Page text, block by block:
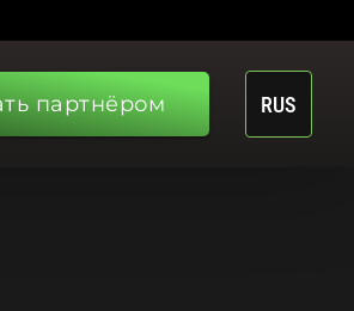
партнёром RUS